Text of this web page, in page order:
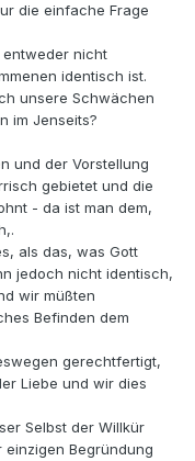
die einfache Frage
entweder nicht
identisch ist.
unsere Schwächen
im Jenseits?
und der Vorstellung
gebietet und die
- da ist man dem,
als das, was Gott
jedoch nicht identisch,
wir müßten
Befinden dem
gerechtfertigt,
Liebe und wir dies
Selbst der Willkür
Begründung